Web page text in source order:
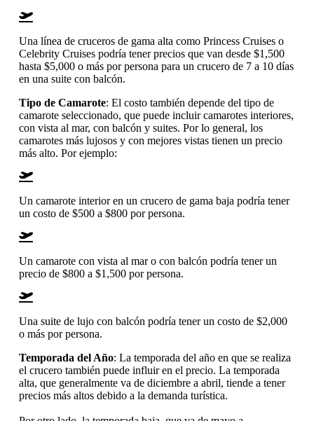
Una línea de cruceros de gama alta como Princess Cruises o
Celebrity Cruises podría tener precios que van desde $1,500
hasta $5,000 o más por persona para un crucero de 7 a 10 días
en una suite con balcón.
Tipo de Camarote: El costo también depende del tipo de
camarote seleccionado, que puede incluir camarotes interiores,
con vista al mar, con balcón y suites. Por lo general, los
camarotes más lujosos y con mejores vistas tienen un precio
más alto. Por ejemplo:
Un camarote interior en un crucero de gama baja podría tener
un costo de $500 a $800 por persona.
Un camarote con vista al mar o con balcón podría tener un
precio de $800 a $1,500 por persona.
Una suite de lujo con balcón podría tener un costo de $2,000
o más por persona.
Temporada del Año: La temporada del año en que se realiza
el crucero también puede influir en el precio. La temporada
alta, que generalmente va de diciembre a abril, tiende a tener
precios más altos debido a la demanda turística.